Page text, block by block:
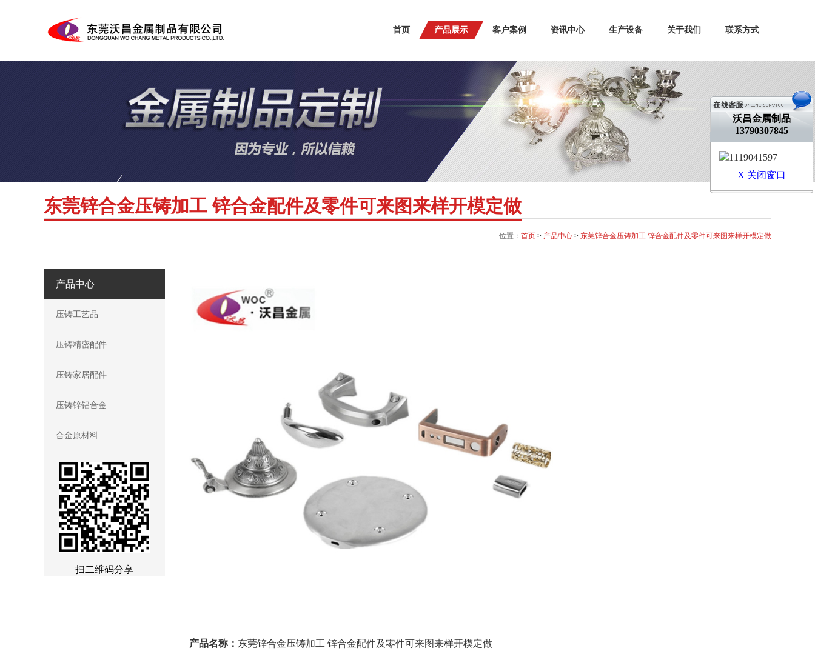
首页 产品展示 客户案例 资讯中心 生产设备 关于我们 联系方式
东莞锌合金压铸加工 锌合金配件及零件可来图来样开模定做
位置： 首页 > 产品中心 > 东莞锌合金压铸加工 锌合金配件及零件可来图来样开模定做
产品中心
压铸工艺品
压铸精密配件
压铸家居配件
压铸锌铝合金
合金原材料
扫二维码分享
产品名称： 东莞锌合金压铸加工 锌合金配件及零件可来图来样开模定做
沃昌金属制品
13790307845
1119041597
X 关闭窗口